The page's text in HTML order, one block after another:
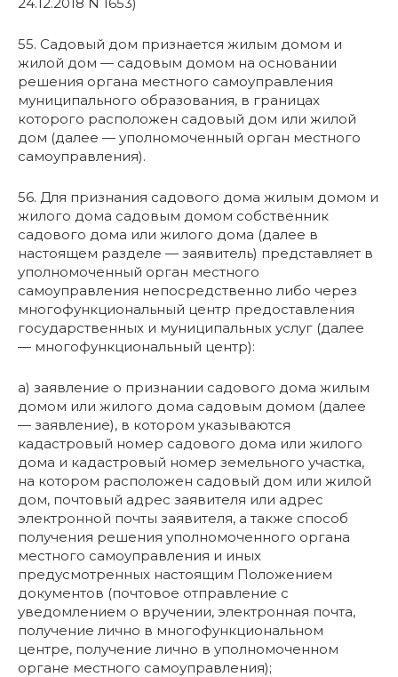
55. Садовый дом признается жилым домом и
жилой дом — садовым домом на основании
решения органа местного самоуправления
муниципального образования, в границах
которого расположен садовый дом или жилой
дом (далее — уполномоченный орган местного
самоуправления).
56. Для признания садового дома жилым домом и
жилого дома садовым домом собственник
садового дома или жилого дома (далее в
настоящем разделе — заявитель) представляет в
уполномоченный орган местного
самоуправления непосредственно либо через
многофункциональный центр предоставления
государственных и муниципальных услуг (далее
— многофункциональный центр):
а) заявление о признании садового дома жилым
домом или жилого дома садовым домом (далее
— заявление), в котором указываются
кадастровый номер садового дома или жилого
дома и кадастровый номер земельного участка,
на котором расположен садовый дом или жилой
дом, почтовый адрес заявителя или адрес
электронной почты заявителя, а также способ
получения решения уполномоченного органа
местного самоуправления и иных
предусмотренных настоящим Положением
документов (почтовое отправление с
уведомлением о вручении, электронная почта,
получение лично в многофункциональном
центре, получение лично в уполномоченном
органе местного самоуправления);